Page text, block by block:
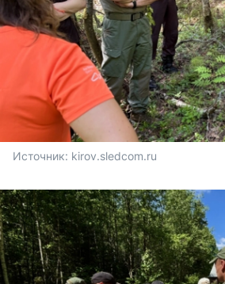
Источник: kirov.sledcom.ru